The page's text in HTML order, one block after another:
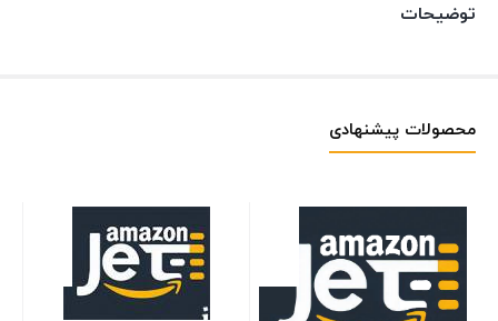
توضیحات
محصولات پیشنهادی